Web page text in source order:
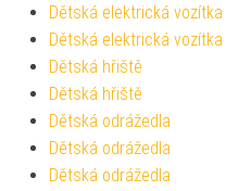
Dětská elektrická vozítka
Dětská elektrická vozítka
Dětská hřiště
Dětská hřiště
Dětská odrážedla
Dětská odrážedla
Dětská odrážedla